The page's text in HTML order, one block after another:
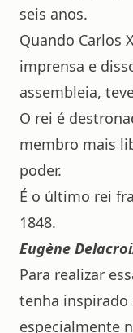
seis anos.
Quando Carlos
imprensa e
assembleia,
O rei é
membro mais
poder.
É o último rei
1848.
Eugène
Para realizar
tenha
especialmente